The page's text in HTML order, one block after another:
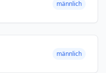
männlich
männlich